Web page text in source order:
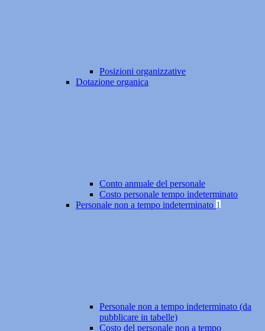
Posizioni organizzative
Dotazione organica
Conto annuale del personale
Costo personale tempo indeterminato
Personale non a tempo indeterminato 1
Personale non a tempo indeterminato (da
pubblicare in tabelle)
Costo del personale non a tempo